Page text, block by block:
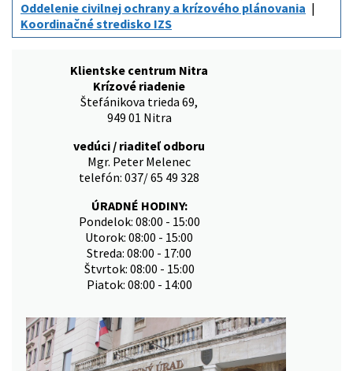
Oddelenie civilnej ochrany a krízového plánovania
Koordinačné stredisko IZS
Klientske centrum Nitra
Krízové riadenie
Štefánikova trieda 69,
949 01 Nitra
vedúci / riaditeľ odboru
Mgr. Peter Melenec
telefón: 037/ 65 49 328
ÚRADNÉ HODINY:
Pondelok: 08:00 - 15:00
Utorok: 08:00 - 15:00
Streda: 08:00 - 17:00
Štvrtok: 08:00 - 15:00
Piatok: 08:00 - 14:00